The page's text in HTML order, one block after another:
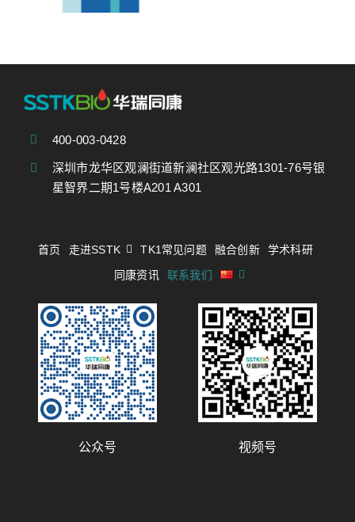
400-003-0428
深圳市龙华区观澜街道新澜社区观光路1301-76号银
星智界二期1号楼A201 A301
首页 走进SSTK TK1常见问题 融合创新
学术科研
同康资讯
联系我们
公众号 视频号